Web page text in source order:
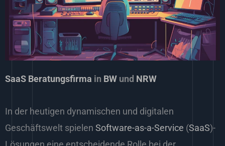
SaaS Beratungsfirma in BW und NRW
In der heutigen dynamischen und digitalen
Geschäftswelt spielen Software-as-a-Service (SaaS)-